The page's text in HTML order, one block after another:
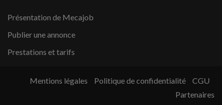
Présentation de Mecajob
Publier une annonce
Prestations et tarifs
Mentions légales Politique de confidentialité
CGU
Partenaires